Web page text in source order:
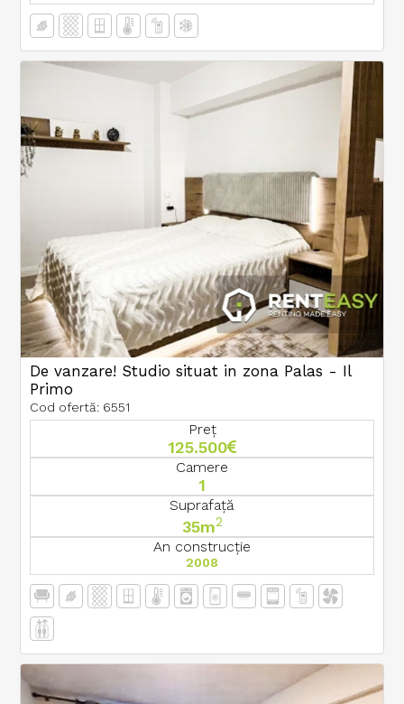
De vanzare! Studio situat in zona Palas - Il
Primo
Cod ofertă: 6551
Preț
125.500
Camere
1
Suprafață
35m2
An construcție
2008